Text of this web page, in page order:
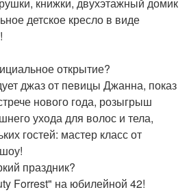
детское кресло в виде
открытие?
джаз от певицы Джанна, показ
нового года, розыгрыш
ухода для волос и тела,
гостей: мастер класс от
праздник?
Forrest" на юбилейной 42!